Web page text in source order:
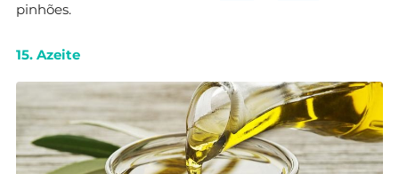
pinhões.
15. Azeite